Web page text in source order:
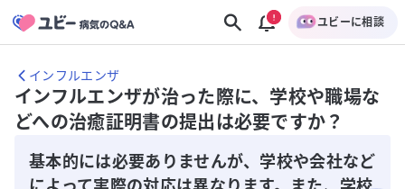
ユビーに相談
インフルエンザ
インフルエンザが治った際に、学校や職場な
どへの治癒証明書の提出は必要ですか？
基本的には必要ありませんが、学校や会社など